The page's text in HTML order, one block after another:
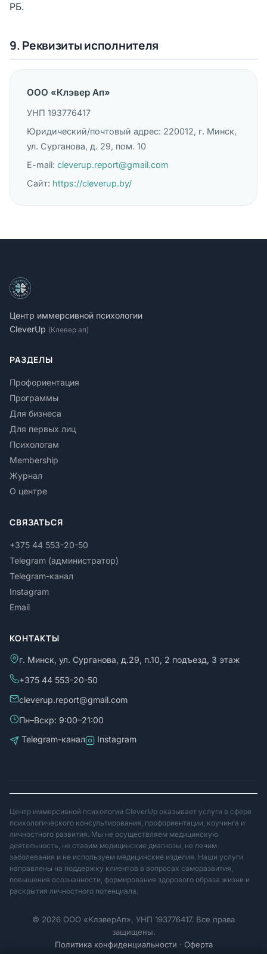
РБ.
9. Реквизиты исполнителя
ООО «Клэвер Ап»
УНП 193776417
Юридический/почтовый адрес: 220012, г. Минск,
ул. Сурганова, д. 29, пом. 10
E-mail: cleverup.report@gmail.com
Сайт: https://cleverup.by/
Центр иммерсивной психологии
CleverUp (Клевер ап)
РАЗДЕЛЫ
Профориентация
Программы
Для бизнеса
Для первых лиц
Психологам
Membership
Журнал
О центре
СВЯЗАТЬСЯ
+375 44 553-20-50
Telegram (администратор)
Telegram-канал
Instagram
Email
КОНТАКТЫ
г. Минск, ул. Сурганова, д.29, п.10, 2 подъезд, 3 этаж
+375 44 553-20-50
cleverup.report@gmail.com
Пн–Вскр: 9:00–21:00
Telegram-канал
Instagram
Центр иммерсивной психологии CleverUp оказывает услуги в сфере
психологического консультирования, профориентации, коучинга и
личностного развития. Мы не осуществляем медицинскую
деятельность, не ставим медицинские диагнозы, не лечим
заболевания и не используем медицинские изделия. Наши услуги
направлены на поддержку клиентов в вопросах саморазвития,
повышения осознанности, формирования здорового образа жизни и
раскрытия личностного потенциала.
© 2026 ООО «КлэверАп», УНП 193776417. Все права
защищены.
Политика конфиденциальности · Оферта